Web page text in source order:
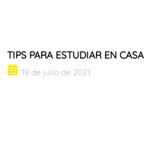
TIPS PARA ESTUDIAR EN CASA
19 de julio de 2021